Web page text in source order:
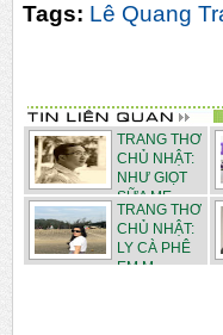
Tags: Lê Quang
TRANG THƠ
CHỦ NHẬT:
NHƯ GIỌT
SỮA MẸ...
TRANG THƠ
CHỦ NHẬT:
LY CÀ PHÊ
EM M...